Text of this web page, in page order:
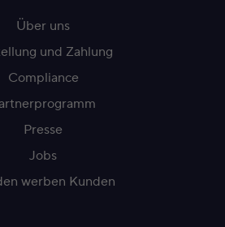
Über uns
und Zahlung
Compliance
Presse
Jobs
werben Kunden